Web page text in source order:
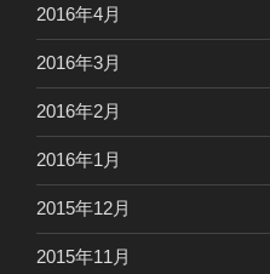
2016年4月
2016年3月
2016年2月
2016年1月
2015年12月
2015年11月